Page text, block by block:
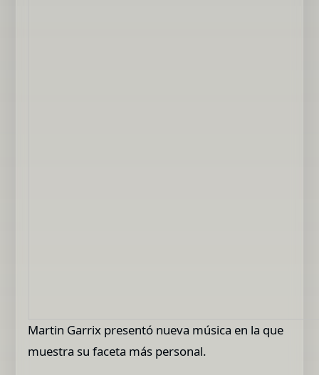
Martin Garrix presentó nueva música en la que
muestra su faceta más personal.